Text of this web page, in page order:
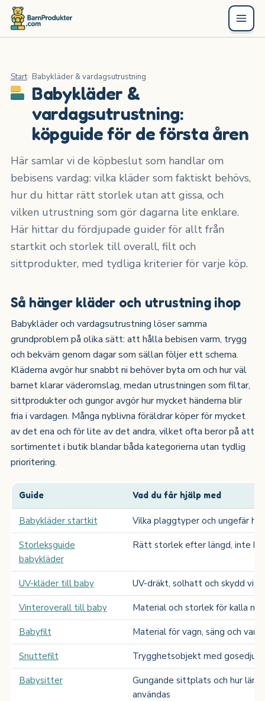
Start Babykläder & vardagsutrustning
Babykläder &
vardagsutrustning:
köpguide för de första åren
Här samlar vi de köpbeslut som handlar om
bebisens vardag: vilka kläder som faktiskt behövs,
hur du hittar rätt storlek utan att gissa, och
vilken utrustning som gör dagarna lite enklare.
Här hittar du fördjupade guider för allt från
startkit och storlek till overall, filt och
sittprodukter, med tydliga kriterier för varje köp.
Så hänger kläder och utrustning ihop
Babykläder och vardagsutrustning löser samma
grundproblem på olika sätt: att hålla bebisen varm, trygg
och bekväm genom dagar som sällan följer ett schema.
Kläderna avgör hur snabbt ni behöver byta om och hur väl
barnet klarar väderomslag, medan utrustningen som filtar,
sittprodukter och gungor avgör hur mycket händerna blir
fria i vardagen. Många nyblivna föräldrar köper för mycket
av det ena och för lite av det andra, vilket ofta beror på att
sortimentet i butik blandar båda kategorierna utan tydlig
prioritering.
Guide Vad du får hjälp med
Babykläder startkit Vilka plaggtyper och ungefär
Storleksguide
babykläder
Rätt storlek efter längd, inte
UV-kläder till baby UV-dräkt, solhatt och skydd vid
Vinteroverall till baby Material och storlek för kalla
Babyfilt Material för vagn, säng och
Snuttefilt Trygghetsobjekt med gosedjur,
Babysitter
Gungande sittplats och hur
användas